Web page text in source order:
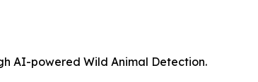
AI-powered Wild Animal Detection.